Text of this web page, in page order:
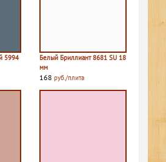
5994
Белый Бриллиант 8681 SU 18
мм
168 руб./плита